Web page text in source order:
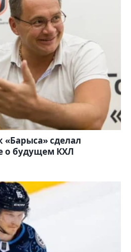
сделал
о будущем КХЛ